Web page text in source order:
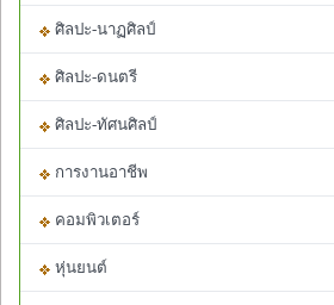
ศิลปะ-นาฏศิลป์
ศิลปะ-ดนตรี
ศิลปะ-ทัศนศิลป์
การงานอาชีพ
คอมพิวเตอร์
หุ่นยนต์